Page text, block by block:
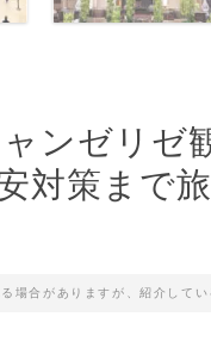
ャンゼリ
対策まで
場合がありますが、紹介して